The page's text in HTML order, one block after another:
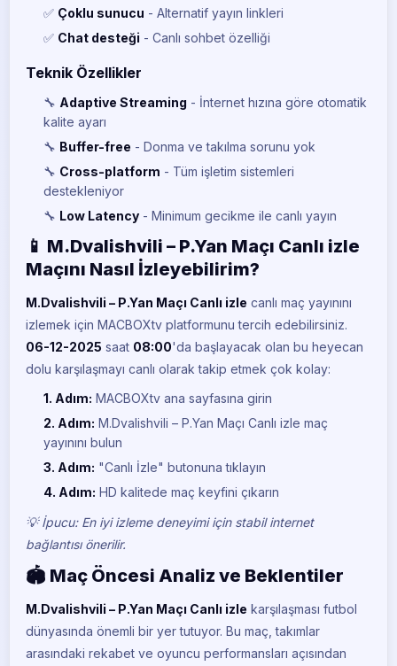
✅ Çoklu sunucu - Alternatif yayın linkleri
✅ Chat desteği - Canlı sohbet özelliği
Teknik Özellikler
🔧 Adaptive Streaming - İnternet hızına göre otomatik
kalite ayarı
🔧 Buffer-free - Donma ve takılma sorunu yok
🔧 Cross-platform - Tüm işletim sistemleri
destekleniyor
🔧 Low Latency - Minimum gecikme ile canlı yayın
📱 M.Dvalishvili – P.Yan Maçı Canlı izle
Maçını Nasıl İzleyebilirim?
M.Dvalishvili – P.Yan Maçı Canlı izle canlı maç yayınını
izlemek için MACBOXtv platformunu tercih edebilirsiniz.
06-12-2025 saat 08:00'da başlayacak olan bu heyecan
dolu karşılaşmayı canlı olarak takip etmek çok kolay:
1. Adım: MACBOXtv ana sayfasına girin
2. Adım: M.Dvalishvili – P.Yan Maçı Canlı izle maç
yayınını bulun
3. Adım: "Canlı İzle" butonuna tıklayın
4. Adım: HD kalitede maç keyfini çıkarın
💡 İpucu: En iyi izleme deneyimi için stabil internet
bağlantısı önerilir.
🏟️ Maç Öncesi Analiz ve Beklentiler
M.Dvalishvili – P.Yan Maçı Canlı izle karşılaşması futbol
dünyasında önemli bir yer tutuyor. Bu maç, takımlar
arasındaki rekabet ve oyuncu performansları açısından